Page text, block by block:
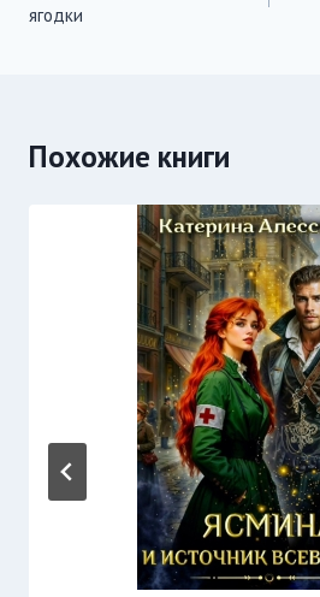
записям
ягодки
Похожие книги